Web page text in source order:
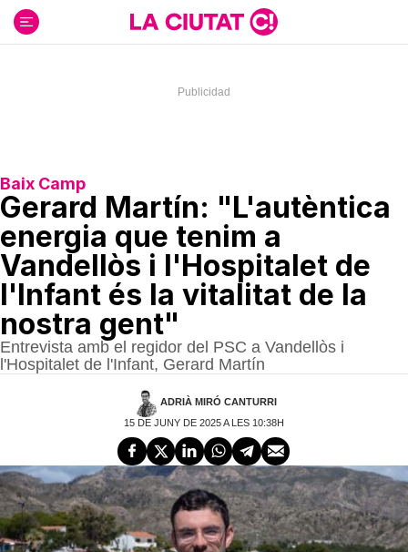
contenido
Baix Camp
Gerard Martín: "L'autèntica
energia que tenim a
Vandellòs i l'Hospitalet de
l'Infant és la vitalitat de la
nostra gent"
Entrevista amb el regidor del PSC a Vandellòs i
l'Hospitalet de l'Infant, Gerard Martín
ADRIÀ MIRÓ CANTURRI
15 DE JUNY DE 2025 A LES 10:38H